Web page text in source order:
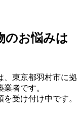
のお悩みは
、東京都羽村市に拠
者です。
受け付け中です。